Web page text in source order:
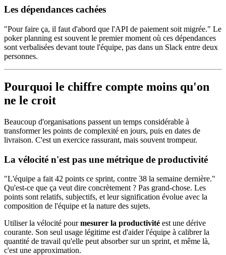
Les dépendances cachées
"Pour faire ça, il faut d'abord que l'API de paiement soit migrée." Le
poker planning est souvent le premier moment où ces dépendances
sont verbalisées devant toute l'équipe, pas dans un Slack entre deux
personnes.
Pourquoi le chiffre compte moins qu'on
ne le croit
Beaucoup d'organisations passent un temps considérable à
transformer les points de complexité en jours, puis en dates de
livraison. C'est un exercice rassurant, mais souvent trompeur.
La vélocité n'est pas une métrique de productivité
"L'équipe a fait 42 points ce sprint, contre 38 la semaine dernière."
Qu'est-ce que ça veut dire concrètement ? Pas grand-chose. Les
points sont relatifs, subjectifs, et leur signification évolue avec la
composition de l'équipe et la nature des sujets.
Utiliser la vélocité pourmesurer la productivité est une dérive
courante. Son seul usage légitime est d'aider l'équipe à calibrer la
quantité de travail qu'elle peut absorber sur un sprint, et même là,
c'est une approximation.